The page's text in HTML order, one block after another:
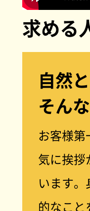
求める
自然
そん
お客様第
気に挨拶
います。
的なこと